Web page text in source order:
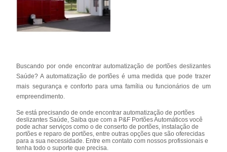
Buscando por onde encontrar automatização de portões deslizantes
Saúde? A automatização de portões é uma medida que pode trazer
mais segurança e conforto para uma família ou funcionários de um
empreendimento.
Se está precisando de onde encontrar automatização de portões
deslizantes Saúde, Saiba que com a P&F Portões Automáticos você
pode achar serviços como o de conserto de portões, instalação de
portões e reparo de portões, entre outras opções que são oferecidas
para a sua necessidade. Entre em contato com nossos profissionais e
tenha todo o suporte que precisa.